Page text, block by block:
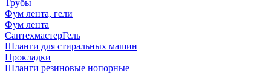
Трубы
Фум лента, гели
Фум лента
СантехмастерГель
Шланги для стиральных машин
Прокладки
Шланги резиновые нопорные